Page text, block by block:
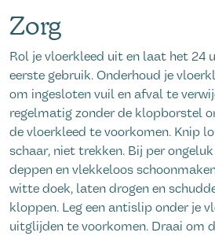
Zorg
Rol je vloerkleed uit en laat het 24
eerste gebruik. Onderhoud je
om ingesloten vuil en afval te
regelmatig zonder de klopborstel
de vloerkleed te voorkomen. Knip
schaar, niet trekken. Bij per
deppen en vlekkeloos
witte doek, laten drogen en
kloppen. Leg een antislip onder je
uitglijden te voorkomen. Draai om